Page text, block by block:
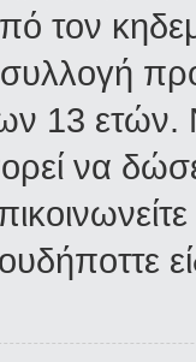
τον
συλλογή
13 ετών.
να